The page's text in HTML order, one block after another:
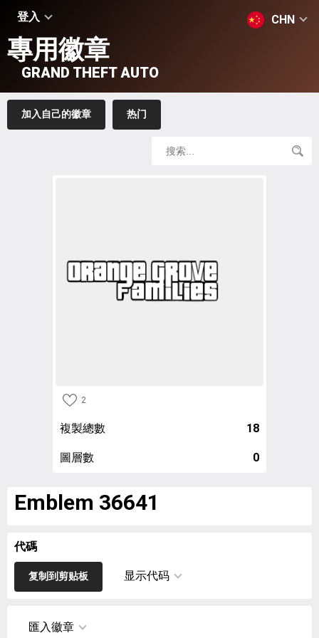
登入 CHN
專用徽章
GRAND THEFT AUTO
加入自己的徽章 热门
2
複製總數 18
圖層數 0
Emblem 36641
代碼
复制到剪贴板 显示代码
匯入徽章